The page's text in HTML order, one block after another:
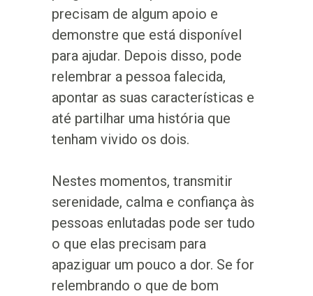
precisam de algum apoio e
demonstre que está disponível
para ajudar. Depois disso, pode
relembrar a pessoa falecida,
apontar as suas características e
até partilhar uma história que
tenham vivido os dois.
Nestes momentos, transmitir
serenidade, calma e confiança às
pessoas enlutadas pode ser tudo
o que elas precisam para
apaziguar um pouco a dor. Se for
relembrando o que de bom